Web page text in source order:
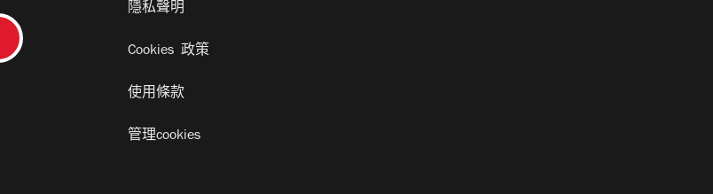
隱私聲明
Cookies 政策
使用條款
管理cookies